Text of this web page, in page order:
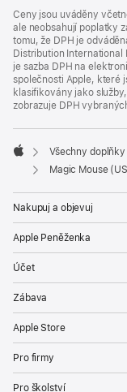
Ceny jsou uváděny
ale neobsahují poplatky
tomu, že DPH je
Distribution International
je sazba DPH na
společnosti Apple, které
klasifikovány jako
zobrazuje DPH
Apple
Všechny doplňky
Magic Mouse
Nakupuj a objevuj
Apple Peněženka
Účet
Zábava
Apple Store
Pro firmy
Pro školství